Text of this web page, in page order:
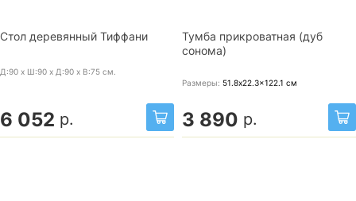
Стол деревянный Тиффани
Д:90 x Ш:90 x Д:90 x В:75 см.
6 052 р.
Тумба прикроватная (дуб
сонома)
Размеры: 51.8x22.3x122.1 см
3 890 р.